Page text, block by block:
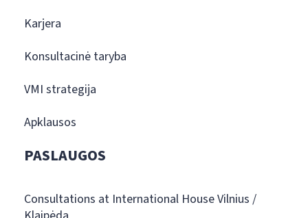
Karjera
Konsultacinė taryba
VMI strategija
Apklausos
PASLAUGOS
Consultations at International House Vilnius /